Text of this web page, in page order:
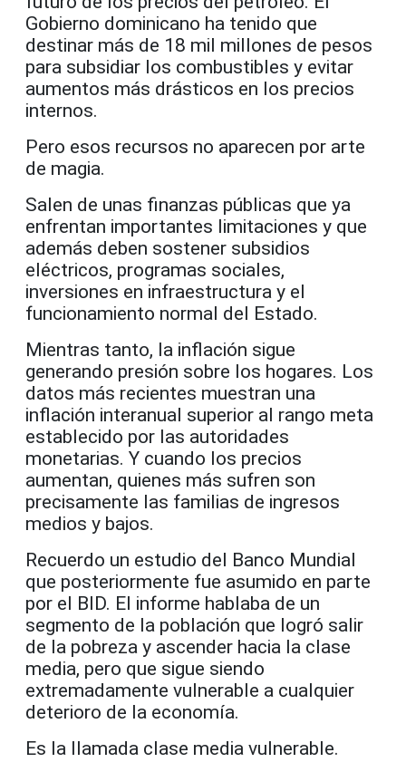
Gobierno dominicano ha tenido que
destinar más de 18 mil millones de pesos
para subsidiar los combustibles y evitar
aumentos más drásticos en los precios
internos.
Pero esos recursos no aparecen por arte
de magia.
Salen de unas finanzas públicas que ya
enfrentan importantes limitaciones y que
además deben sostener subsidios
eléctricos, programas sociales,
inversiones en infraestructura y el
funcionamiento normal del Estado.
Mientras tanto, la inflación sigue
generando presión sobre los hogares. Los
datos más recientes muestran una
inflación interanual superior al rango meta
establecido por las autoridades
monetarias. Y cuando los precios
aumentan, quienes más sufren son
precisamente las familias de ingresos
medios y bajos.
Recuerdo un estudio del Banco Mundial
que posteriormente fue asumido en parte
por el BID. El informe hablaba de un
segmento de la población que logró salir
de la pobreza y ascender hacia la clase
media, pero que sigue siendo
extremadamente vulnerable a cualquier
deterioro de la economía.
Es la llamada clase media vulnerable.